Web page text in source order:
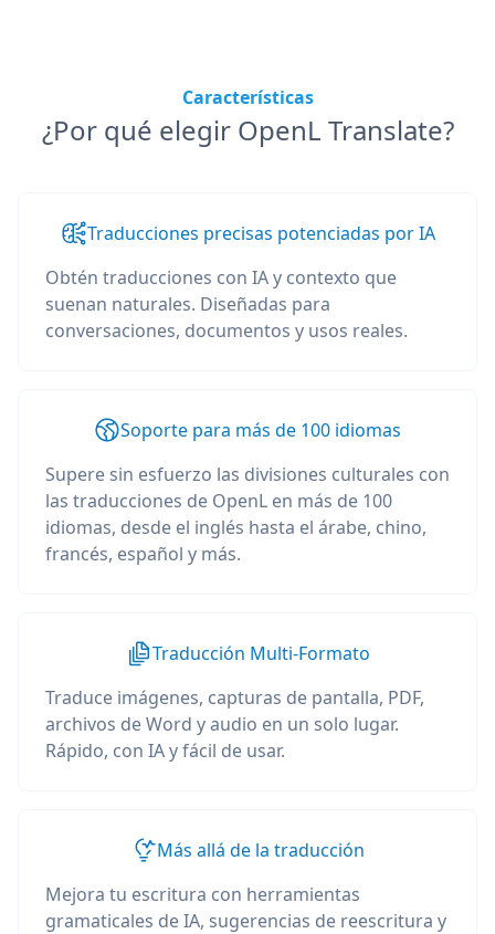
Características
¿Por qué elegir OpenL Translate?
Traducciones precisas potenciadas por IA
Obtén traducciones con IA y contexto que
suenan naturales. Diseñadas para
conversaciones, documentos y usos reales.
Soporte para más de 100 idiomas
Supere sin esfuerzo las divisiones culturales con
las traducciones de OpenL en más de 100
idiomas, desde el inglés hasta el árabe, chino,
francés, español y más.
Traducción Multi-Formato
Traduce imágenes, capturas de pantalla, PDF,
archivos de Word y audio en un solo lugar.
Rápido, con IA y fácil de usar.
Más allá de la traducción
Mejora tu escritura con herramientas
gramaticales de IA, sugerencias de reescritura y